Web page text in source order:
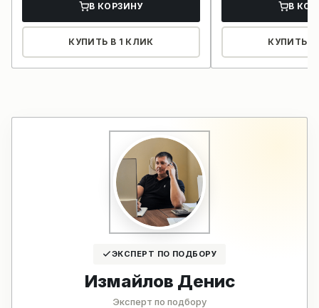
В КОРЗИНУ
КУПИТЬ В 1 КЛИК
В
КУПИТЬ В
ЭКСПЕРТ ПО ПОДБОРУ
Измайлов Денис
Эксперт по подбору